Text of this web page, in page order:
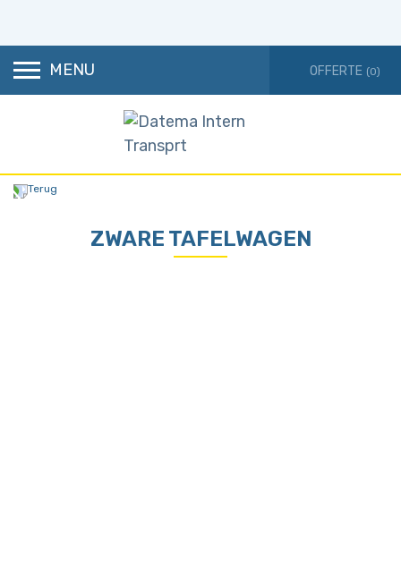
MENU (0)
Terug
ZWARE TAFELWAGEN